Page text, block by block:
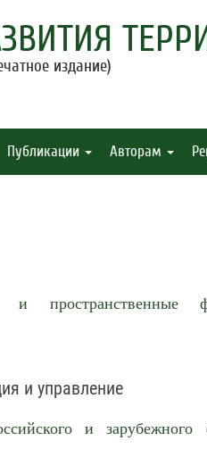
издание)
Публикации Авторам
и пространственные
и управление
и зарубежного